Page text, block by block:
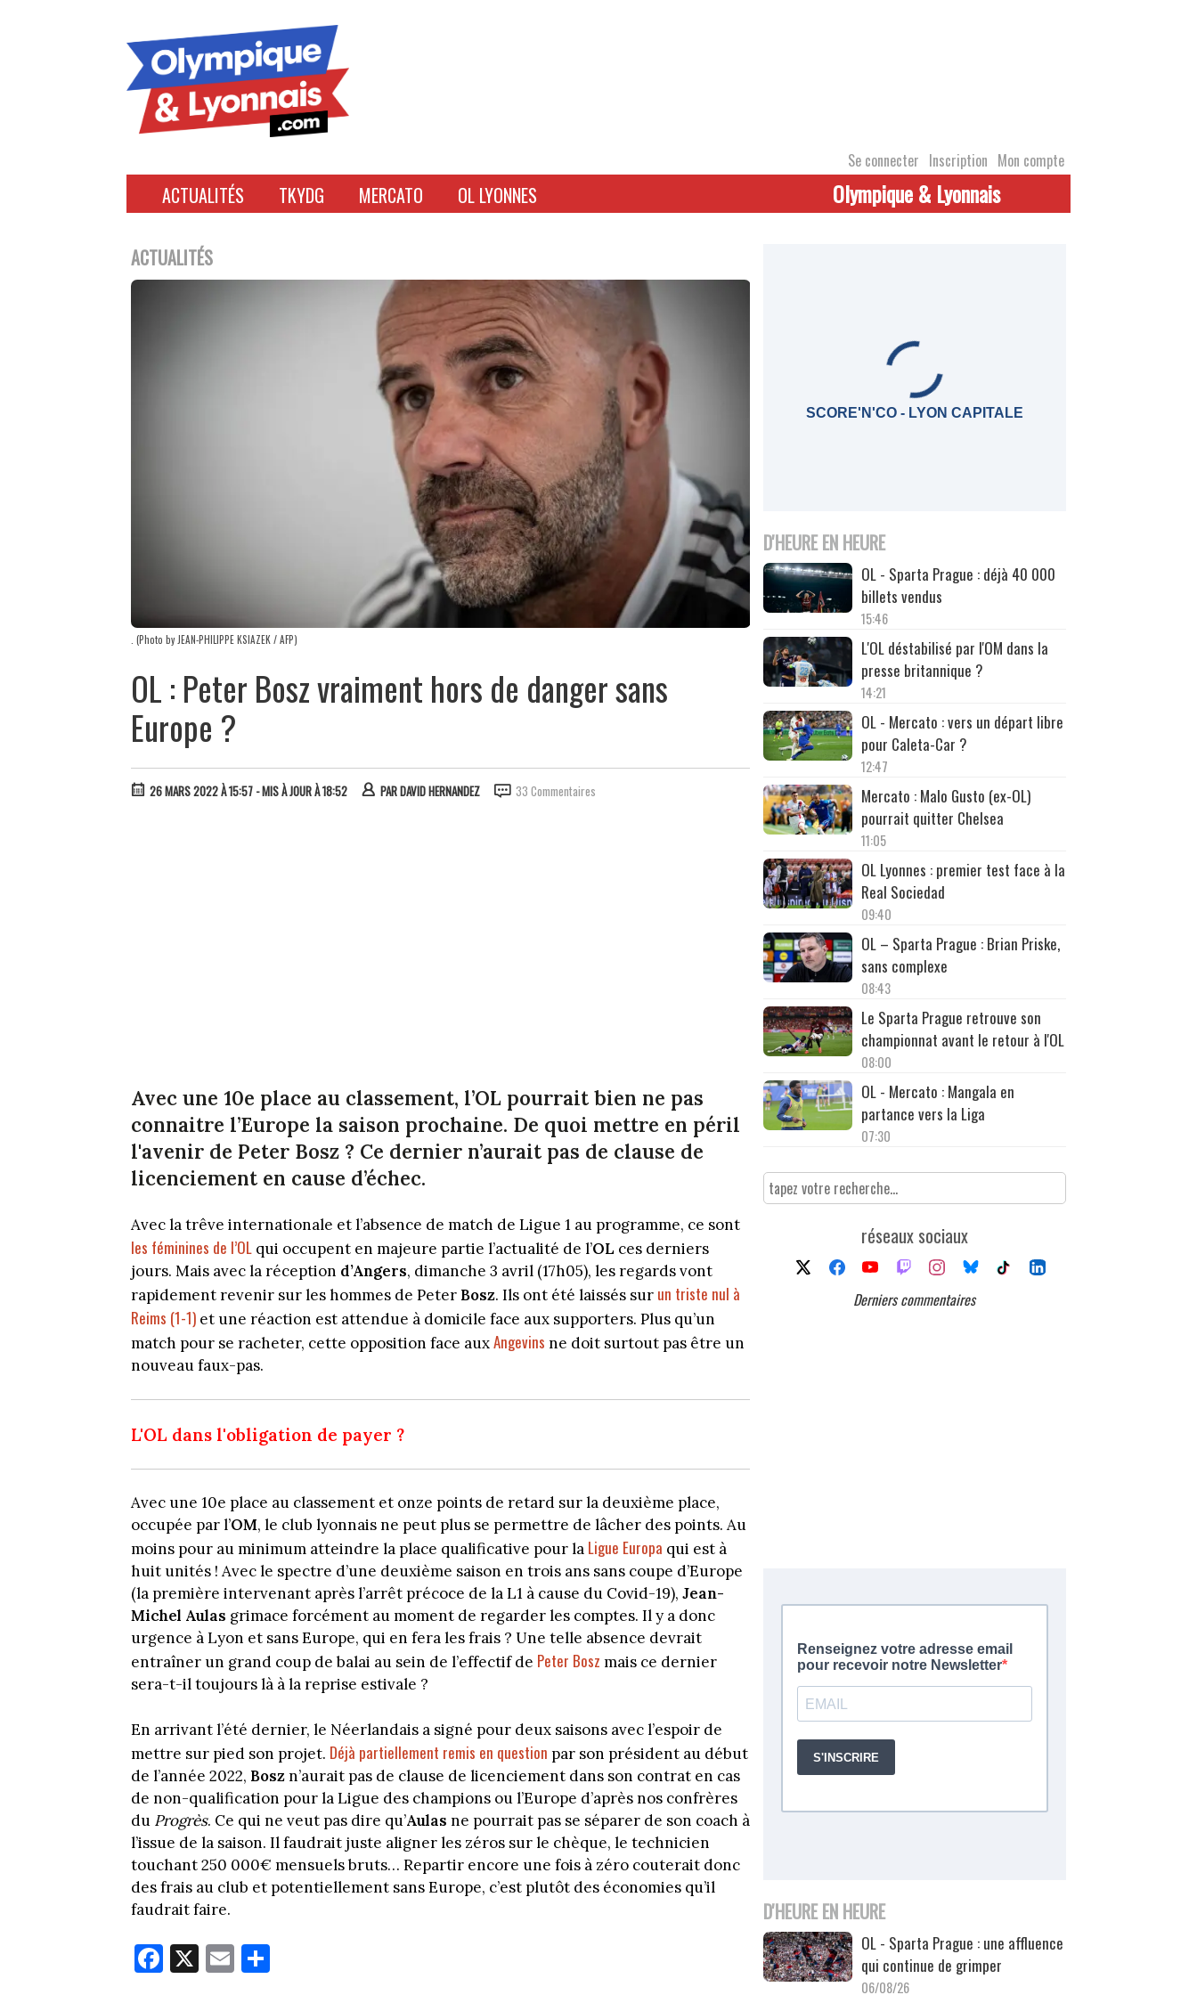
Se connecter Inscription Mon compte
ACTUALITÉS TKYDG MERCATO OL LYONNES Olympique & Lyonnais
ACTUALITÉS
. (Photo by JEAN-PHILIPPE KSIAZEK / AFP)
OL : Peter Bosz vraiment hors de danger sans
Europe ?
26 MARS 2022 À 15:57 - MIS À JOUR À 18:52 PARDAVID HERNANDEZ 33 Commentaires
Avec une 10e place au classement, l’OL pourrait bien ne pas
connaitre l’Europe la saison prochaine. De quoi mettre en péril
l'avenir de Peter Bosz ? Ce dernier n’aurait pas de clause de
licenciement en cause d’échec.
Avec la trêve internationale et l’absence de match de Ligue 1 au programme, ce sont
les féminines de l’OL qui occupent en majeure partie l’actualité de l’OL ces derniers
jours. Mais avec la réception d’Angers, dimanche 3 avril (17h05), les regards vont
rapidement revenir sur les hommes de Peter Bosz. Ils ont été laissés sur un triste nul à
Reims (1-1) et une réaction est attendue à domicile face aux supporters. Plus qu’un
match pour se racheter, cette opposition face auxAngevins ne doit surtout pas être un
nouveau faux-pas.
L'OL dans l'obligation de payer ?
Avec une 10e place au classement et onze points de retard sur la deuxième place,
occupée par l’OM, le club lyonnais ne peut plus se permettre de lâcher des points. Au
moins pour au minimum atteindre la place qualificative pour la Ligue Europa qui est à
huit unités ! Avec le spectre d’une deuxième saison en trois ans sans coupe d’Europe
(la première intervenant après l’arrêt précoce de la L1 à cause du Covid-19), Jean-
Michel Aulas grimace forcément au moment de regarder les comptes. Il y a donc
urgence à Lyon et sans Europe, qui en fera les frais ? Une telle absence devrait
entraîner un grand coup de balai au sein de l’effectif de Peter Bosz mais ce dernier
sera-t-il toujours là à la reprise estivale ?
En arrivant l’été dernier, le Néerlandais a signé pour deux saisons avec l’espoir de
mettre sur pied son projet. Déjà partiellement remis en question par son président au début
de l’année 2022, Boszn’aurait pas de clause de licenciement dans son contrat en cas
de non-qualification pour la Ligue des champions ou l’Europe d’après nos confrères
du Progrès. Ce qui ne veut pas dire qu’Aulas ne pourrait pas se séparer de son coach à
l’issue de la saison. Il faudrait juste aligner les zéros sur le chèque, le technicien
touchant 250 000€ mensuels bruts… Repartir encore une fois à zéro couterait donc
des frais au club et potentiellement sans Europe, c’est plutôt des économies qu’il
faudrait faire.
Fa
ce
X E
m
SCORE'N'CO - LYON CAPITALE
D'HEURE EN HEURE
OL - Sparta Prague : déjà 40 000
billets vendus
15:46
L'OL déstabilisé par l'OM dans la
presse britannique ?
14:21
OL - Mercato : vers un départ libre
pour Caleta-Car ?
12:47
Mercato : Malo Gusto (ex-OL)
pourrait quitter Chelsea
11:05
OL Lyonnes : premier test face à la
Real Sociedad
09:40
OL – Sparta Prague : Brian Priske,
sans complexe
08:43
Le Sparta Prague retrouve son
championnat avant le retour à l'OL
08:00
OL - Mercato : Mangala en
partance vers la Liga
07:30
réseaux sociaux
Derniers commentaires
D'HEURE EN HEURE
OL - Sparta Prague : une affluence
qui continue de grimper
06/08/26